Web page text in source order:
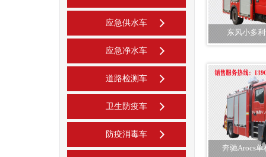
应急供水车
应急净水车
道路检测车
卫生防疫车
防疫消毒车
东风小多
奔驰Arocs